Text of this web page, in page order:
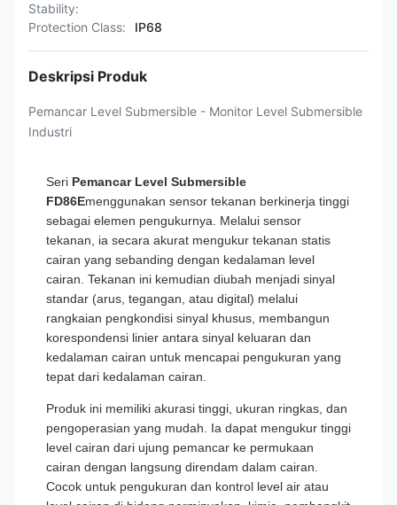
Stability:
Protection Class: IP68
Deskripsi Produk
Pemancar Level Submersible - Monitor Level Submersible
Industri
Seri Pemancar Level Submersible
FD86Emenggunakan sensor tekanan berkinerja tinggi
sebagai elemen pengukurnya. Melalui sensor
tekanan, ia secara akurat mengukur tekanan statis
cairan yang sebanding dengan kedalaman level
cairan. Tekanan ini kemudian diubah menjadi sinyal
standar (arus, tegangan, atau digital) melalui
rangkaian pengkondisi sinyal khusus, membangun
korespondensi linier antara sinyal keluaran dan
kedalaman cairan untuk mencapai pengukuran yang
tepat dari kedalaman cairan.
Produk ini memiliki akurasi tinggi, ukuran ringkas, dan
pengoperasian yang mudah. Ia dapat mengukur tinggi
level cairan dari ujung pemancar ke permukaan
cairan dengan langsung direndam dalam cairan.
Cocok untuk pengukuran dan kontrol level air atau